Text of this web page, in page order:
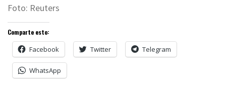
Foto: Reuters
Comparte esto:
Facebook Twitter Telegram
WhatsApp